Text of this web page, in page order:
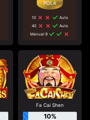
10
Auto
40
Auto
Manual 9
Fa Cai Shen
10%